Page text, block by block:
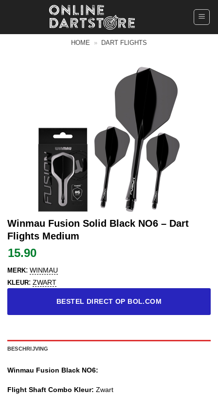
HOME » DART FLIGHTS
Winmau Fusion Solid Black NO6 – Dart
Flights Medium
15.90
MERK: WINMAU
KLEUR: ZWART
BESTEL DIRECT OP BOL.COM
BESCHRIJVING
Winmau Fusion Black NO6:
Flight Shaft Combo Kleur: Zwart